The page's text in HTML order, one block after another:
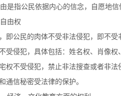
是指公民依据内心的信念，自愿地信
由权
即公民的肉体不受非法侵犯，即不受
受侵犯，具体包括：姓名权、肖像权
权不受侵犯，禁止非法搜查或者非法
通信秘密受法律的保护。